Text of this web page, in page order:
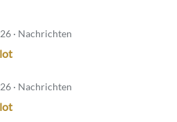
· Nachrichten
· Nachrichten